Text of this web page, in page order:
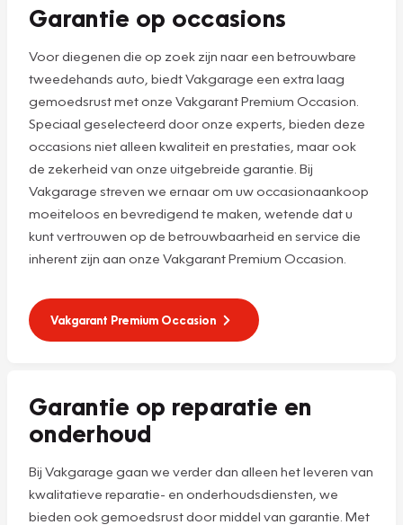
Garantie op occasions
Voor diegenen die op zoek zijn naar een betrouwbare
tweedehands auto, biedt Vakgarage een extra laag
gemoedsrust met onze Vakgarant Premium Occasion.
Speciaal geselecteerd door onze experts, bieden deze
occasions niet alleen kwaliteit en prestaties, maar ook
de zekerheid van onze uitgebreide garantie. Bij
Vakgarage streven we ernaar om uw occasionaankoop
moeiteloos en bevredigend te maken, wetende dat u
kunt vertrouwen op de betrouwbaarheid en service die
inherent zijn aan onze Vakgarant Premium Occasion.
Vakgarant Premium Occasion
Garantie op reparatie en
onderhoud
Bij Vakgarage gaan we verder dan alleen het leveren van
kwalitatieve reparatie- en onderhoudsdiensten, we
bieden ook gemoedsrust door middel van garantie. Met